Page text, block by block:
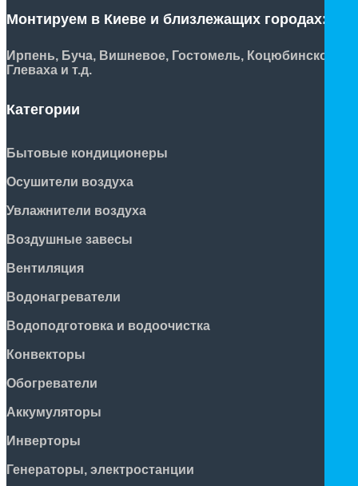
Монтируем в Киеве и близлежащих городах:
Ирпень, Буча, Вишневое, Гостомель, Коцюбинское,
Глеваха и т.д.
Категории
Бытовые кондиционеры
Осушители воздуха
Увлажнители воздуха
Воздушные завесы
Вентиляция
Водонагреватели
Водоподготовка и водоочистка
Конвекторы
Обогреватели
Аккумуляторы
Инверторы
Генераторы, электростанции